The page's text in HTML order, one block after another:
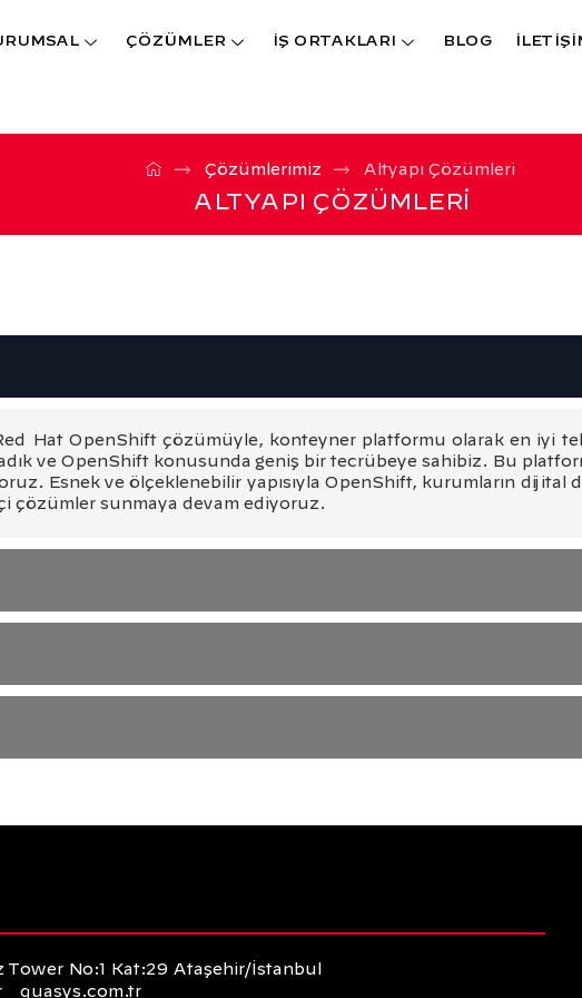
ÇÖZÜMLER İŞ ORTAKLARI BLOG
Çözümlerimiz Altyapı Çözümleri
ALTYAPI ÇÖZÜMLERI
Hat OpenShift çözümüyle, konteyner platformu olarak en iyi
ve OpenShift konusunda geniş bir tecrübeye sahibiz. Bu
Esnek ve ölçeklenebilir yapısıyla OpenShift, kurumların dijital
çözümler sunmaya devam ediyoruz.
Tower No:1 Kat:29 Ataşehir/İstanbul
quasys.com.tr